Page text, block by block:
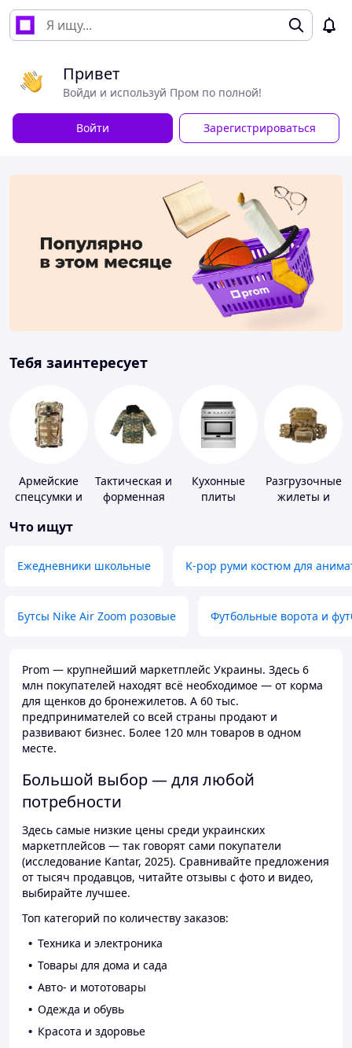
Привет
Войди и используй Пром по полной!
Войти Зарегистрироваться
Тебя заинтересует
Армейские
спецсумки и
Тактическая и
форменная
Кухонные
плиты
Разгрузочные
жилеты и
Что ищут
Ежедневники школьные K-pop руми костюм для
Бутсы Nike Air Zoom розовые Футбольные ворота и
Prom — крупнейший маркетплейс Украины. Здесь 6
млн покупателей находят всё необходимое — от корма
для щенков до бронежилетов. А 60 тыс.
предпринимателей со всей страны продают и
развивают бизнес. Более 120 млн товаров в одном
месте.
Большой выбор — для любой
потребности
Здесь самые низкие цены среди украинских
маркетплейсов — так говорят сами покупатели
(исследование Kantar, 2025). Сравнивайте предложения
от тысяч продавцов, читайте отзывы с фото и видео,
выбирайте лучшее.
Топ категорий по количеству заказов:
Техника и электроника
Товары для дома и сада
Авто- и мототовары
Одежда и обувь
Красота и здоровье